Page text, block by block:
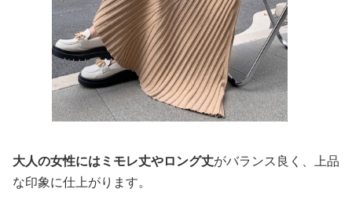
大人の女性にはミモレ丈やロング丈がバランス良く、上品
な印象に仕上がります。